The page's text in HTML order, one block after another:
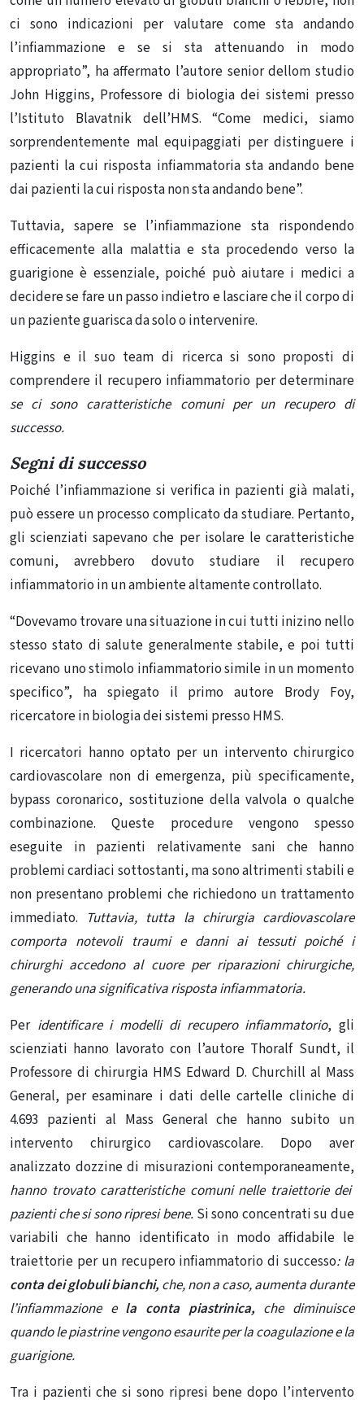
ci sono indicazioni per valutare come sta andando
l’infiammazione e se si sta attenuando in modo
appropriato”, ha affermato l’autore senior dellom studio
John Higgins, Professore di biologia dei sistemi presso
l’Istituto Blavatnik dell’HMS. “Come medici, siamo
sorprendentemente mal equipaggiati per distinguere i
pazienti la cui risposta infiammatoria sta andando bene
dai pazienti la cui risposta non sta andando bene”.
Tuttavia, sapere se l’infiammazione sta rispondendo
efficacemente alla malattia e sta procedendo verso la
guarigione è essenziale, poiché può aiutare i medici a
decidere se fare un passo indietro e lasciare che il corpo di
un paziente guarisca da solo o intervenire.
Higgins e il suo team di ricerca si sono proposti di
comprendere il recupero infiammatorio per determinare
se ci sono caratteristiche comuni per un recupero di
successo.
Segni di successo
Poiché l’infiammazione si verifica in pazienti già malati,
può essere un processo complicato da studiare. Pertanto,
gli scienziati sapevano che per isolare le caratteristiche
comuni, avrebbero dovuto studiare il recupero
infiammatorio in un ambiente altamente controllato.
“Dovevamo trovare una situazione in cui tutti inizino nello
stesso stato di salute generalmente stabile, e poi tutti
ricevano uno stimolo infiammatorio simile in un momento
specifico”, ha spiegato il primo autore Brody Foy,
ricercatore in biologia dei sistemi presso HMS.
I ricercatori hanno optato per un intervento chirurgico
cardiovascolare non di emergenza, più specificamente,
bypass coronarico, sostituzione della valvola o qualche
combinazione. Queste procedure vengono spesso
eseguite in pazienti relativamente sani che hanno
problemi cardiaci sottostanti, ma sono altrimenti stabili e
non presentano problemi che richiedono un trattamento
immediato. Tuttavia, tutta la chirurgia cardiovascolare
comporta notevoli traumi e danni ai tessuti poiché i
chirurghi accedono al cuore per riparazioni chirurgiche,
generando una significativa risposta infiammatoria.
Peridentificare i modelli di recupero infiammatorio, gli
scienziati hanno lavorato con l’autore Thoralf Sundt, il
Professore di chirurgia HMS Edward D. Churchill al Mass
General, per esaminare i dati delle cartelle cliniche di
4.693 pazienti al Mass General che hanno subito un
intervento chirurgico cardiovascolare. Dopo aver
analizzato dozzine di misurazioni contemporaneamente,
hanno trovato caratteristiche comuni nelle traiettorie dei
pazienti che si sono ripresi bene. Si sono concentrati su due
variabili che hanno identificato in modo affidabile le
traiettorie per un recupero infiammatorio di successo: la
conta dei globuli bianchi, che, non a caso, aumenta durante
l’infiammazione ela conta piastrinica, che diminuisce
quando le piastrine vengono esaurite per la coagulazione e la
guarigione.
Tra i pazienti che si sono ripresi bene dopo l’intervento